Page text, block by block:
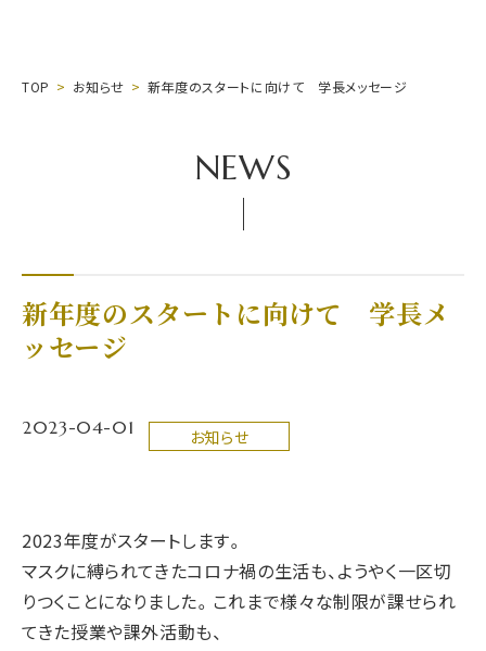
TOP お知らせ 新年度のスタートに向けて 学長メッセージ
NEWS
新年度のスタートに向けて 学長メ
ッセージ
2023-04-01 お知らせ
2023年度がスタートします。
マスクに縛られてきたコロナ禍の生活も、ようやく一区切
りつくことになりました。これまで様々な制限が課せられ
てきた授業や課外活動も、